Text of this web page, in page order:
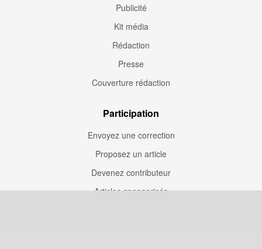
Publicité
Kit média
Rédaction
Presse
Couverture rédaction
Participation
Envoyez une correction
Proposez un article
Devenez contributeur
Articles sponsorisés